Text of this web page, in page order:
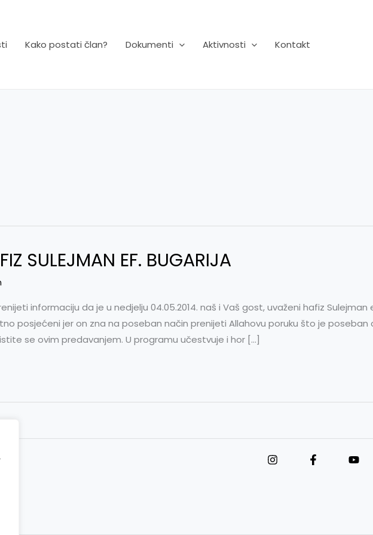
Kako postati član? Dokumenti Aktivnosti Kontakt
SULEJMAN EF. BUGARIJA
informaciju da je u nedjelju 04.05.2014. naš i Vaš gost, uvaženi hafiz Sulejman
posjećeni jer on zna na poseban način prenijeti Allahovu poruku što je poseban
se ovim predavanjem. U programu učestvuje i hor […]